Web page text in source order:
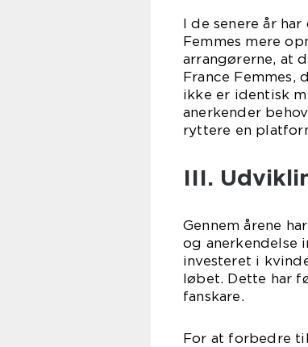
I de senere år
Femmes mere
arrangørerne, at
France
ikke er identisk
anerkender
ryttere en
III.
Gennem årene
og anerkendelse
investeret i
løbet. Dette har
fanskare.
For at forbedre